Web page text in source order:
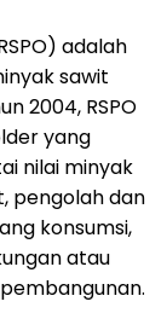
adalah
sawit
2004, RSPO
yang
nilai minyak
pengolah dan
konsumsi,
atau